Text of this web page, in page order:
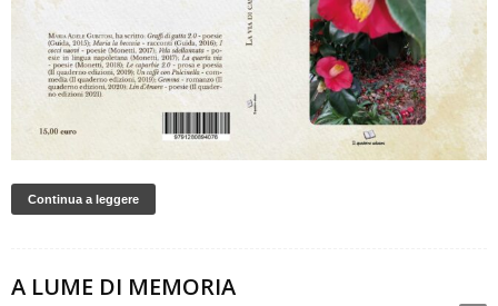
Continua a leggere
A LUME DI MEMORIA